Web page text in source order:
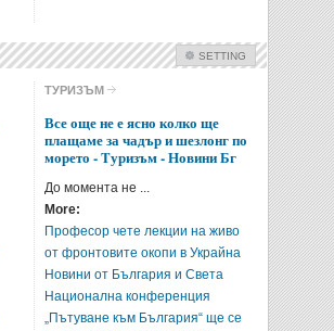
SETTING
Развлечение
Link Items
Show Hide
ТУРИЗЪМ
Все още не е ясно колко ще
плащаме за чадър и шезлонг по
морето - Tуризъм - Новини Бг
До момента не ...
More:
Професор чете лекции на живо
от фронтовите окопи в Украйна
Новини от България и Света
Национална конференция
„Пътуване към България“ ще се